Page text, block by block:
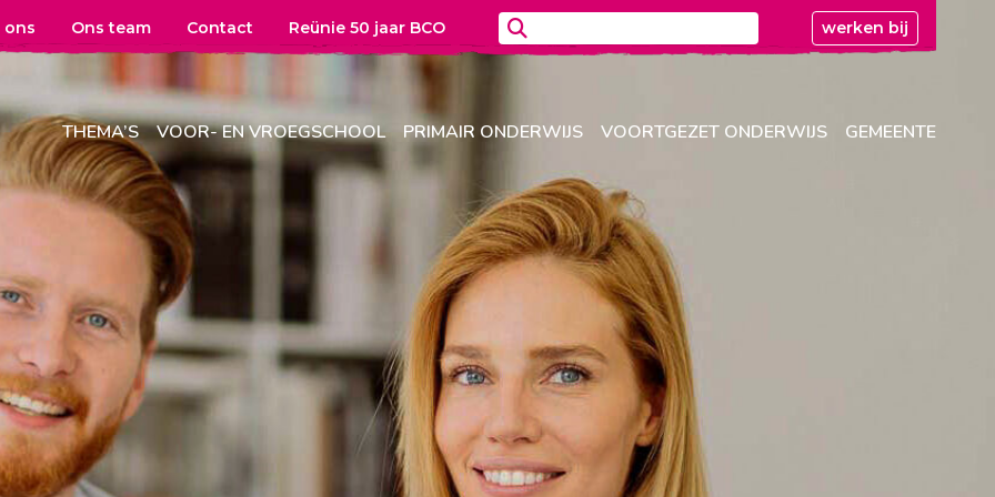
THEMA’S VOOR- EN VROEGSCHOOL PRIMAIR ONDERWIJS VOORTGEZET ONDERWIJS GEMEENTE
ons Ons team Contact Reünie 50 jaar BCO werken bij